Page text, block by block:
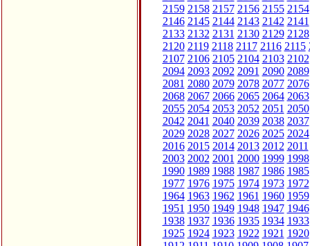
2159 2158 2157 2156 2155 2154
2146 2145 2144 2143 2142 2141
2133 2132 2131 2130 2129 2128
2120 2119 2118 2117 2116 2115
2107 2106 2105 2104 2103 2102
2094 2093 2092 2091 2090 2089
2081 2080 2079 2078 2077 2076
2068 2067 2066 2065 2064 2063
2055 2054 2053 2052 2051 2050
2042 2041 2040 2039 2038 2037
2029 2028 2027 2026 2025 2024
2016 2015 2014 2013 2012 2011
2003 2002 2001 2000 1999 1998
1990 1989 1988 1987 1986 1985
1977 1976 1975 1974 1973 1972
1964 1963 1962 1961 1960 1959
1951 1950 1949 1948 1947 1946
1938 1937 1936 1935 1934 1933
1925 1924 1923 1922 1921 1920